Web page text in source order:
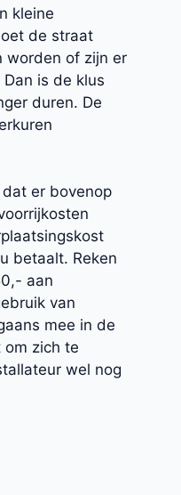
kleine
de straat
worden of zijn er
is de klus
duren. De
er bovenop
betaalt. Reken
aan
van
mee in de
om zich te
wel nog